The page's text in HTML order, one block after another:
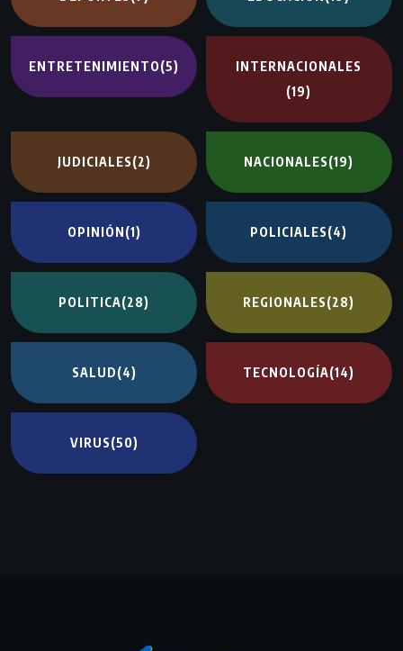
ENTRETENIMIENTO(5)
INTERNACIONALES
(19)
JUDICIALES(2) NACIONALES(19)
OPINIÓN(1) POLICIALES(4)
POLITICA(28) REGIONALES(28)
SALUD(4) TECNOLOGÍA(14)
VIRUS(50)